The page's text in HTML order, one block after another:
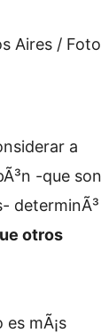
Aires /
a
-que son
determinÃ³
otros
mÃ¡s